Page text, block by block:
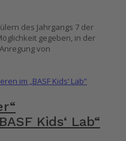
des Jahrgangs 7 der
gegeben, in der
von
Kids‘ Lab“